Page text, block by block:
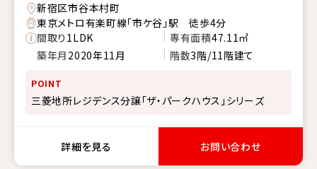
新宿区市谷本村町
東京メトロ有楽町線「市ケ谷」駅 徒歩4分
間取り1LDK 専有面積47.11㎡
築年月 2020年11月 階数3階/11階建て
POINT
三菱地所レジデンス分譲「ザ・パークハウス」シリーズ
詳細を見る お問い合わせ